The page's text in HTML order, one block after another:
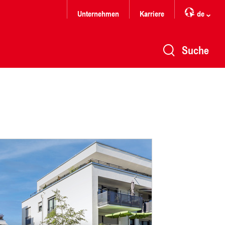
Unternehmen Karriere de
Suche